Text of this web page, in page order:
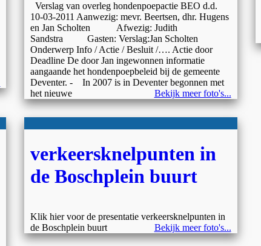
Verslag van overleg hondenpoepactie BEO d.d.
10-03-2011 Aanwezig: mevr. Beertsen, dhr. Hugens
en Jan Scholten Afwezig: Judith
Sandstra Gasten: Verslag:Jan Scholten
Onderwerp Info / Actie / Besluit /…. Actie door
Deadline De door Jan ingewonnen informatie
aangaande het hondenpoepbeleid bij de gemeente
Deventer. - In 2007 is in Deventer begonnen met
het nieuwe
Bekijk meer foto's...
verkeersknelpunten in
de Boschplein buurt
Klik hier voor de presentatie verkeersknelpunten in
de Boschplein buurt
Bekijk meer foto's...